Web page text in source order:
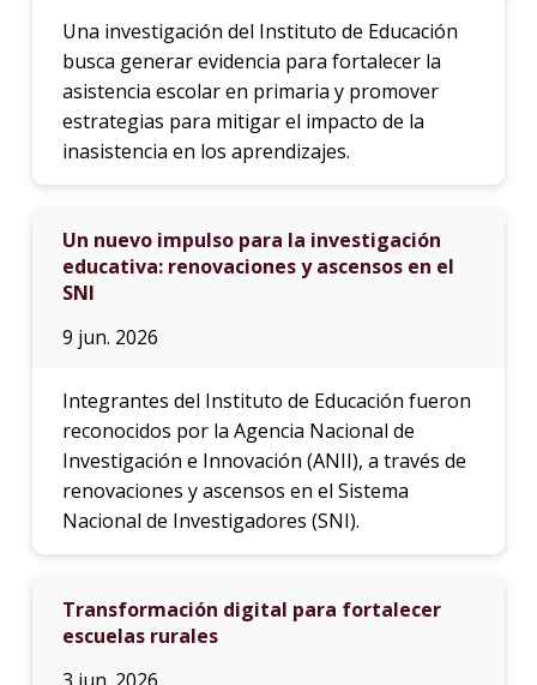
Una investigación del Instituto de Educación
busca generar evidencia para fortalecer la
asistencia escolar en primaria y promover
estrategias para mitigar el impacto de la
inasistencia en los aprendizajes.
Un nuevo impulso para la investigación
educativa: renovaciones y ascensos en el
SNI
9 jun. 2026
Integrantes del Instituto de Educación fueron
reconocidos por la Agencia Nacional de
Investigación e Innovación (ANII), a través de
renovaciones y ascensos en el Sistema
Nacional de Investigadores (SNI).
Transformación digital para fortalecer
escuelas rurales